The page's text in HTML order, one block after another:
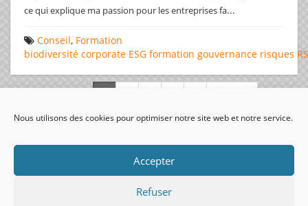
Nous utilisons des cookies pour optimiser notre site web et notre service.
Accepter
Refuser
ce qui explique ma passion pour les entreprises fa...
Conseil, Formation
biodiversité corporate ESG formation gouvernance risques
visiteurs uniques: